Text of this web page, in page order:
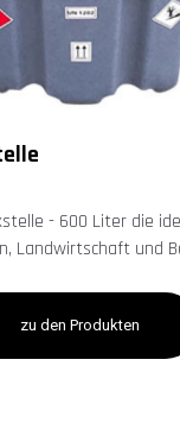
- 600 Liter die
Landwirtschaft und
zu den Produkten